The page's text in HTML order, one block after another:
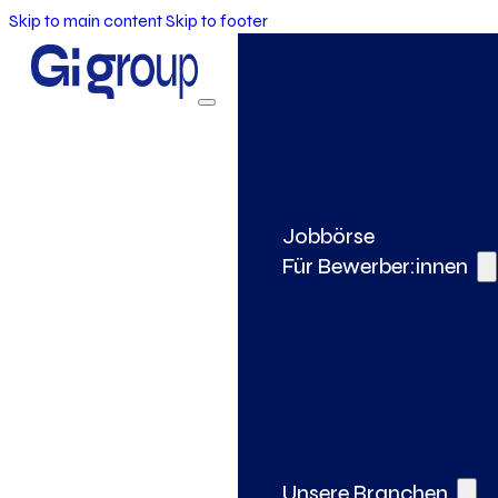
Skip to main contentSkip to footer
Jobbörse
Für Bewerber:innen